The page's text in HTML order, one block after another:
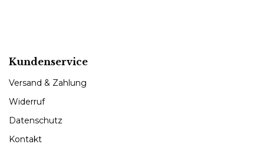
Kundenservice
Versand & Zahlung
Widerruf
Datenschutz
Kontakt